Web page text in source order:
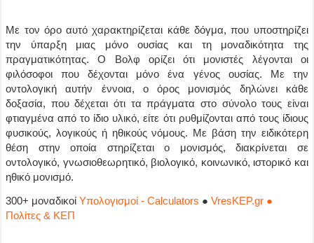
Με τον όρο αυτό χαρακτηρίζεται κάθε δόγμα, που υποστηρίζει
την ύπαρξη μιας μόνο ουσίας και τη μοναδικότητα της
πραγματικότητας. Ο Βολφ ορίζει ότι μονιστές λέγονται οι
φιλόσοφοι που δέχονται μόνο ένα γένος ουσίας. Με την
οντολογική αυτήν έννοια, ο όρος μονισμός δηλώνει κάθε
δοξασία, που δέχεται ότι τα πράγματα στο σύνολο τους είναι
φτιαγμένα από το ίδιο υλικό, είτε ότι ρυθμίζονται από τους ίδιους
φυσικούς, λογικούς ή ηθικούς νόμους. Με βάση την ειδικότερη
θέση στην οποία στηρίζεται ο μονισμός, διακρίνεται σε
οντολογικό, γνωσιοθεωρητικό, βιολογικό, κοινωνικό, ιστορικό και
ηθικό μονισμό.
300+ μοναδικοίΥπολογισμοί - Calculators ●VresKEP.gr ●
Πολίτες & ΚΕΠ